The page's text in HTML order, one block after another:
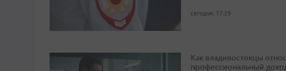
сегодня, 17:29
Как владивостокцы
профессиональный